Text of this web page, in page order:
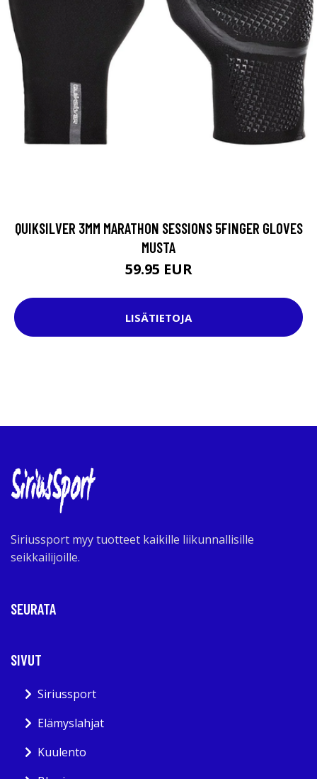
QUIKSILVER 3MM MARATHON SESSIONS 5FINGER GLOVES
MUSTA
59.95 EUR
LISÄTIETOJA
Siriussport myy tuotteet kaikille liikunnallisille
seikkailijoille.
SEURATA
SIVUT
Siriussport
Elämyslahjat
Kuulento